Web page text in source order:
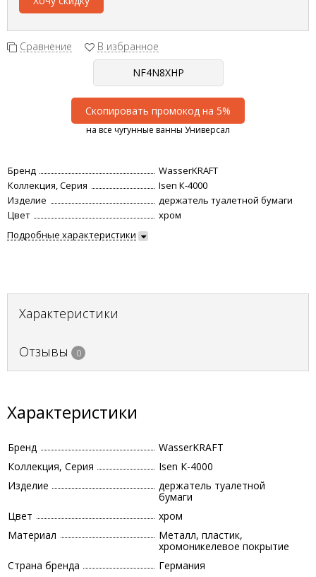
Сравнение В избранное
Скопировать промокод на 5%
на все чугунные ванны Универсал
Бренд
WasserKRAFT
Коллекция, Серия
Isen К-4000
Изделие
держатель туалетной бумаги
Цвет
хром
Подробные характеристики
Характеристики
Отзывы 0
Характеристики
Бренд
WasserKRAFT
Коллекция, Серия
Isen К-4000
Изделие
держатель туалетной
бумаги
Цвет
хром
Материал
Металл, пластик,
хромоникелевое покрытие
Страна бренда
Германия